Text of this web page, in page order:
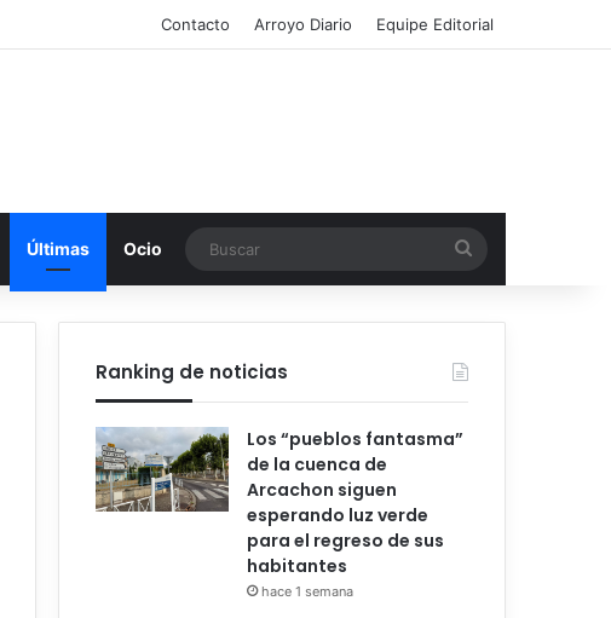
Contacto Arroyo Diario Equipe Editorial
Últimas Ocio
Ranking de noticias
Los “pueblos fantasma”
de la cuenca de
Arcachon siguen
esperando luz verde
para el regreso de sus
habitantes
hace 1 semana